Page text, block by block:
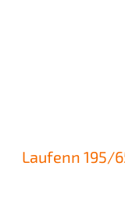
Laufenn 195/